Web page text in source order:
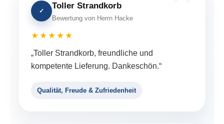
✓
Toller Strandkorb
Bewertung von Herrn Hacke
★★★★★
„Toller Strandkorb, freundliche und
kompetente Lieferung. Dankeschön.“
Qualität, Freude & Zufriedenheit